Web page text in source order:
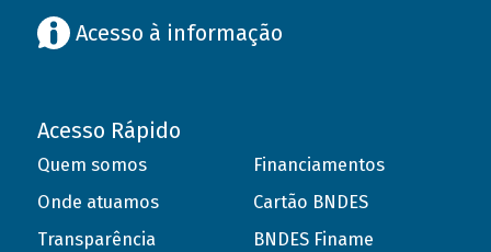
Acesso à informação
Acesso Rápido
Quem somos
Onde atuamos
Transparência
Financiamentos
Cartão BNDES
BNDES Finame